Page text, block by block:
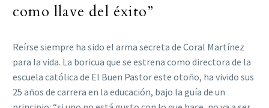
como llave del éxito”
Reírse siempre ha sido el arma secreta de Coral Martínez
para la vida. La boricua que se estrena como directora de la
escuela católica de El Buen Pastor este otoño, ha vivido sus
25 años de carrera en la educación, bajo la guía de un